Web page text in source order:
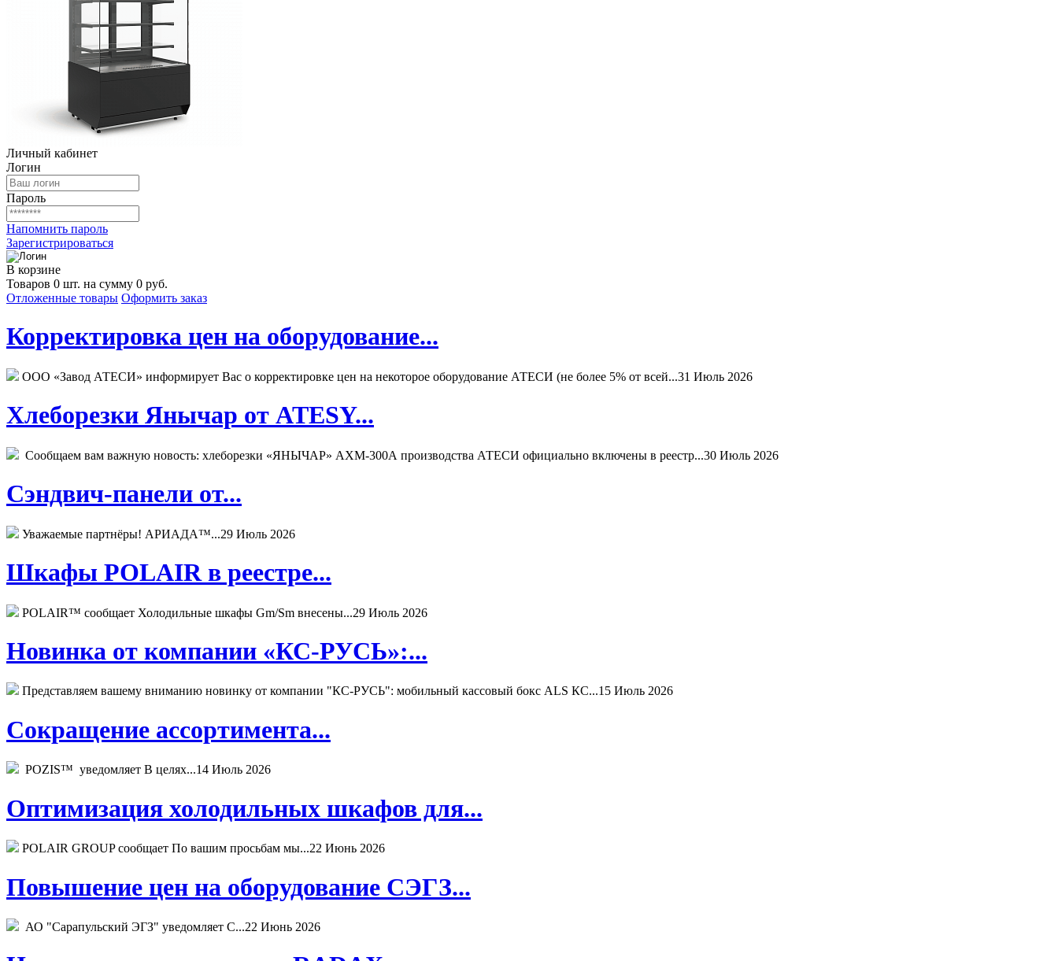
Личный кабинет
Логин
Пароль
Напомнить пароль
Зарегистрироваться
В корзине
Товаров 0 шт. на сумму 0 руб.
Отложенные товары Оформить заказ
Корректировка цен на оборудование...
ООО «Завод АТЕСИ» информирует Вас о корректировке цен на некоторое оборудование АТЕСИ (не более 5% от всей...31 Июль 2026
Хлеборезки Янычар от ATESY...
Сообщаем вам важную новость: хлеборезки «ЯНЫЧАР» АХМ-300А производства АТЕСИ официально включены в реестр...30 Июль 2026
Сэндвич-панели от...
Уважаемые партнёры! АРИАДА™...29 Июль 2026
Шкафы POLAIR в реестре...
POLAIR™ сообщает Холодильные шкафы Gm/Sm внесены...29 Июль 2026
Новинка от компании «КС-РУСЬ»:...
Представляем вашему вниманию новинку от компании "КС-РУСЬ": мобильный кассовый бокс ALS КС...15 Июль 2026
Сокращение ассортимента...
POZIS™ уведомляет В целях...14 Июль 2026
Оптимизация холодильных шкафов для...
POLAIR GROUP сообщает По вашим просьбам мы...22 Июнь 2026
Повышение цен на оборудование СЭГЗ...
АО "Сарапульский ЭГЗ" уведомляет С...22 Июнь 2026